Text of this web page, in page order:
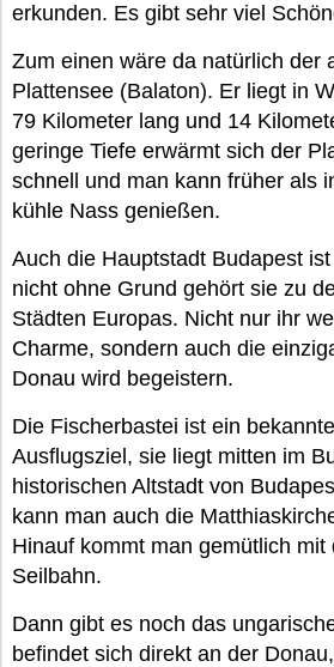
erkunden. Es gibt sehr viel
Zum einen wäre da natürlich der
Plattensee (Balaton). Er liegt in
79 Kilometer lang und 14
geringe Tiefe erwärmt sich der
schnell und man kann früher als
kühle Nass genießen.
Auch die Hauptstadt Budapest
nicht ohne Grund gehört sie zu
Städten Europas. Nicht nur ihr
Charme, sondern auch die
Donau wird begeistern.
Die Fischerbastei ist ein
Ausflugsziel, sie liegt mitten im
historischen Altstadt von
kann man auch die
Hinauf kommt man gemütlich mit
Seilbahn.
Dann gibt es noch das
befindet sich direkt an der